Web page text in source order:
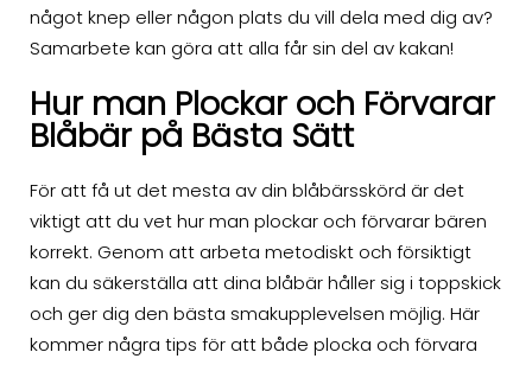
något knep eller någon plats du vill dela med dig av?
Samarbete kan göra att alla får sin del av kakan!
Hur man Plockar och Förvarar
Blåbär på Bästa Sätt
För att få ut det mesta av din blåbärsskörd är det
viktigt att du vet hur man plockar och förvarar bären
korrekt. Genom att arbeta metodiskt och försiktigt
kan du säkerställa att dina blåbär håller sig i toppskick
och ger dig den bästa smakupplevelsen möjlig. Här
kommer några tips för att både plocka och förvara